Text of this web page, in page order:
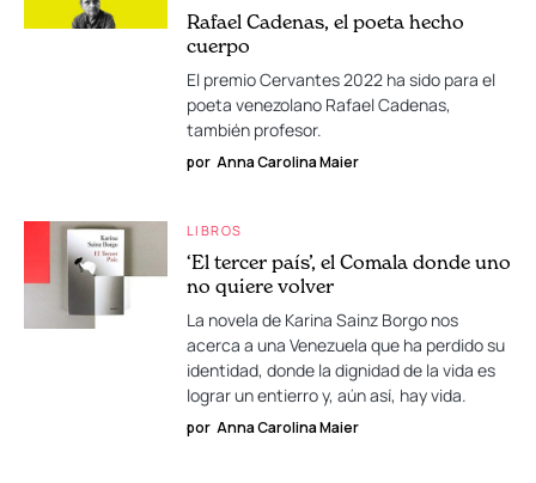
Rafael Cadenas, el poeta hecho
cuerpo
El premio Cervantes 2022 ha sido para el
poeta venezolano Rafael Cadenas,
también profesor.
por Anna Carolina Maier
LIBROS
‘El tercer país’, el Comala donde uno
no quiere volver
La novela de Karina Sainz Borgo nos
acerca a una Venezuela que ha perdido su
identidad, donde la dignidad de la vida es
lograr un entierro y, aún así, hay vida.
por Anna Carolina Maier